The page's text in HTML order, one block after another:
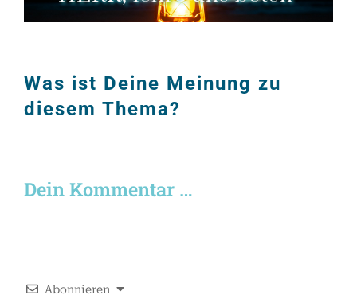
Was ist Deine Meinung zu
diesem Thema?
Dein Kommentar …
Abonnieren